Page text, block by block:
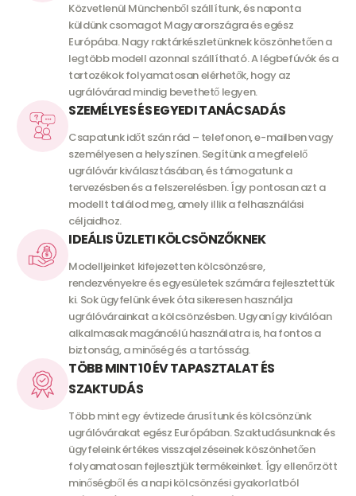
Közvetlenül Münchenből szállítunk, és naponta
küldünk csomagot Magyarországra és egész
Európába. Nagy raktárkészletünknek köszönhetően a
legtöbb modell azonnal szállítható. A légbefúvók és a
tartozékok folyamatosan elérhetők, hogy az
ugrálóvárad mindig bevethető legyen.
SZEMÉLYES ÉS EGYEDI TANÁCSADÁS
Csapatunk időt szán rád – telefonon, e-mailben vagy
személyesen a helyszínen. Segítünk a megfelelő
ugrálóvár kiválasztásában, és támogatunk a
tervezésben és a felszerelésben. Így pontosan azt a
modellt találod meg, amely illik a felhasználási
céljaidhoz.
IDEÁLIS ÜZLETI KÖLCSÖNZŐKNEK
Modelljeinket kifejezetten kölcsönzésre,
rendezvényekre és egyesületek számára fejlesztettük
ki. Sok ügyfelünk évek óta sikeresen használja
ugrálóvárainkat a kölcsönzésben. Ugyanígy kiválóan
alkalmasak magáncélú használatra is, ha fontos a
biztonság, a minőség és a tartósság.
TÖBB MINT 10 ÉV TAPASZTALAT ÉS
SZAKTUDÁS
Több mint egy évtizede árusítunk és kölcsönzünk
ugrálóvárakat egész Európában. Szaktudásunknak és
ügyfeleink értékes visszajelzéseinek köszönhetően
folyamatosan fejlesztjük termékeinket. Így ellenőrzött
minőségből és a napi kölcsönzési gyakorlatból